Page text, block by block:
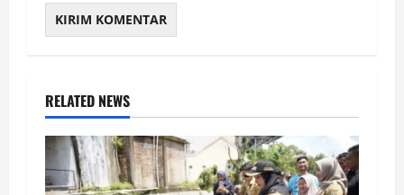
RELATED NEWS